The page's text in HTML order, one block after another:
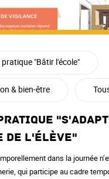
"Bâtir l'école"
& bien-être
de l'élève"
dans la journée
qui participe au cadre